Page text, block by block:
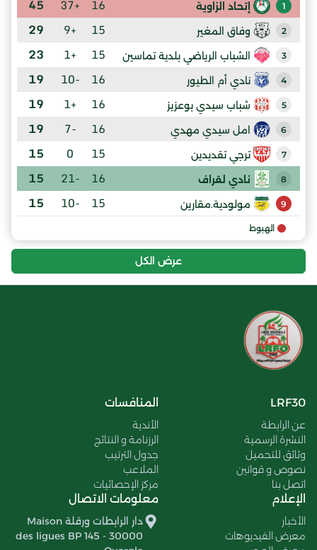
1 إتحاد الزاوية 16
+37
45
2 وفاق المغير 15
+9
29
3 الشباب الرياضي بلدية تماسين 15
+1
23
4 نادي أم الطيور 16
-10
19
5 شباب سيدي بوعزيز 16
+1
19
6 امل سيدي مهدي 16
-7
19
7 ترجي تقديدين 15
0
15
8 نادي لقراف 16
-21
15
9 مولودية.مقارين 15
-10
15
الهبوط
عرض الكل
LRF30
عن الرابطة
النشرة الرسمية
وثائق للتحميل
نصوص و قوانين
اتصل بنا
المنافسات
الأندية
الرزنامة و النتائج
جدول الترتيب
الملاعب
مركز الإحصائيات
الإعلام
الأخبار
معرض الفيديوهات
معلومات الاتصال
دار الرابطات ورقلة Maison
des ligues BP 145 - 30000